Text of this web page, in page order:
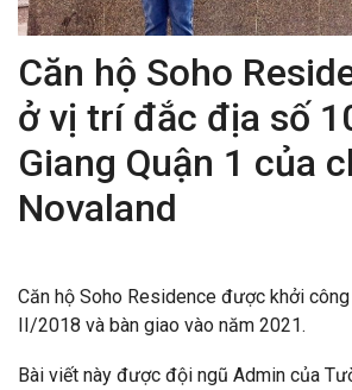
Căn hộ Soho
ở vị trí đắc địa số
Giang Quận 1 của
Novaland
Căn hộ Soho Residence được khởi
II/2018 và bàn giao vào năm 2021.
Bài viết này được đội ngũ Admin của